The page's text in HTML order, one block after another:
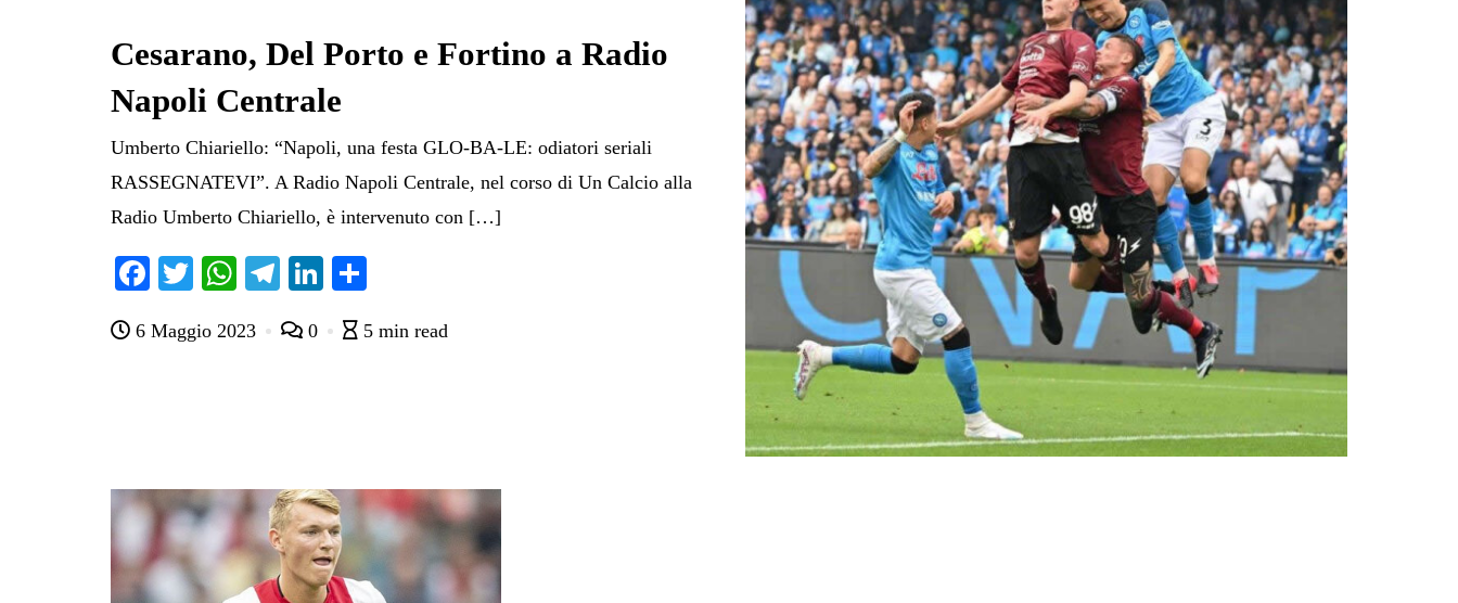
Cesarano, Del Porto e Fortino a Radio
Napoli Centrale
Umberto Chiariello: “Napoli, una festa GLO-BA-LE: odiatori seriali
RASSEGNATEVI”. A Radio Napoli Centrale, nel corso di Un Calcio alla
Radio Umberto Chiariello, è intervenuto con […]
Fa
bo
T
tte
W
ts
Te
gr
Li
ed di
6 Maggio 2023 0 5 min read